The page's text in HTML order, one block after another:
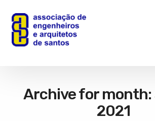
Archive for month:
2021